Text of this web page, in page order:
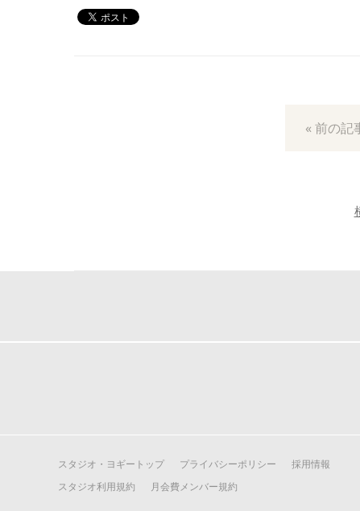
« 前の記
スタジオ・ヨギートップ プライバシーポリシー
採用情報
スタジオ利用規約
月会費メンバー規約